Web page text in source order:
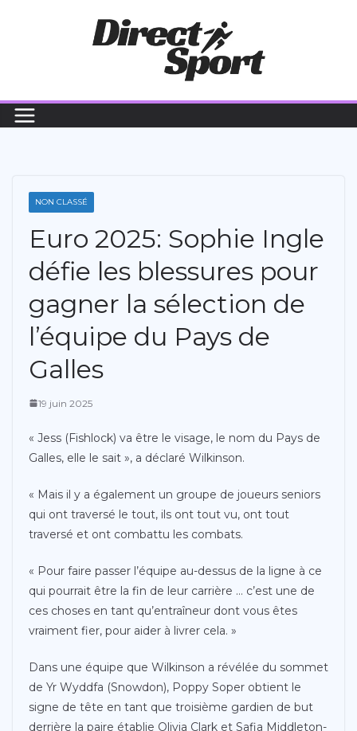
NON CLASSÉ
Euro 2025: Sophie Ingle
défie les blessures pour
gagner la sélection de
l’équipe du Pays de
Galles
19 juin 2025
« Jess (Fishlock) va être le visage, le nom du Pays de
Galles, elle le sait », a déclaré Wilkinson.
« Mais il y a également un groupe de joueurs seniors
qui ont traversé le tout, ils ont tout vu, ont tout
traversé et ont combattu les combats.
« Pour faire passer l’équipe au-dessus de la ligne à ce
qui pourrait être la fin de leur carrière … c’est une de
ces choses en tant qu’entraîneur dont vous êtes
vraiment fier, pour aider à livrer cela. »
Dans une équipe que Wilkinson a révélée du sommet
de Yr Wyddfa (Snowdon), Poppy Soper obtient le
signe de tête en tant que troisième gardien de but
derrière la paire établie Olivia Clark et Safia Middleton-